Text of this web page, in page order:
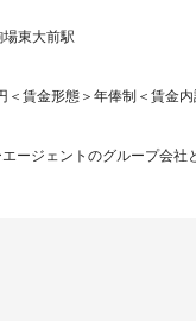
東大前駅
＜賃金形態＞年俸制＜賃金
ージェントのグループ会